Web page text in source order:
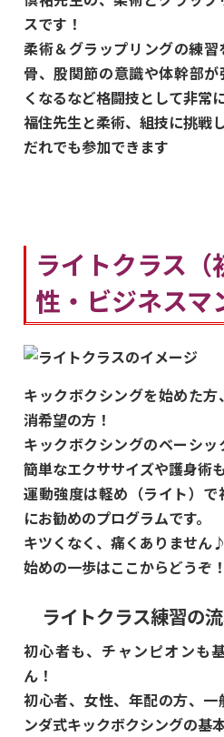
スです！
柔術＆グラップリングの練
骨、股関節の意識や体幹部
くなるなど格闘技として非常
福住先生と柔術、組技に挑戦
だれでも参加できます
ライトクラス（
性・ビジネスマ
キックボクシングを始めた
消希望の方！
キックボクシングのベーシ
簡単なエクササイズや護身術も
運動強度は軽め（ライト）
にお勧めのプログラムです。
キツくなく、痛くありません♪
始めの一歩はここからどうぞ！
ライトクラス練習の
初心者も、チャンピオンも
ん！
初心者、女性、年配の方、
ンダ式キックボクシングの基